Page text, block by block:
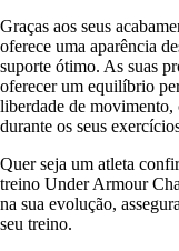
Graças aos seus
oferece uma aparência
suporte ótimo. As suas
oferecer um equilíbrio
liberdade de
durante os seus
Quer seja um atleta
treino Under Armour
na sua evolução,
seu treino.